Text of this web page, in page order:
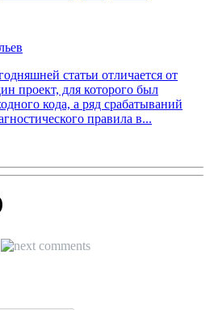
статьи отличается от
проект, для которого был
кода, а ряд срабатываний
правила в...